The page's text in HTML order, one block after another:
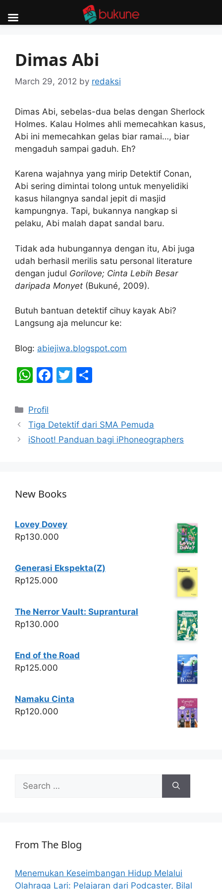
contentDimas Abi
March 29, 2012 by redaksi
Dimas Abi, sebelas-dua belas dengan Sherlock
Holmes. Kalau Holmes ahli memecahkan kasus,
Abi ini memecahkan gelas biar ramai…, biar
mengaduh sampai gaduh. Eh?
Karena wajahnya yang mirip Detektif Conan,
Abi sering dimintai tolong untuk menyelidiki
kasus hilangnya sandal jepit di masjid
kampungnya. Tapi, bukannya nangkap si
pelaku, Abi malah dapat sandal baru.
Tidak ada hubungannya dengan itu, Abi juga
udah berhasil merilis satu personal literature
dengan judul Gorilove; Cinta Lebih Besar
daripada Monyet (Bukuné, 2009).
Butuh bantuan detektif cihuy kayak Abi?
Langsung aja meluncur ke:
Blog: abiejiwa.blogspot.com
W
at
s
A
F
e
b
k
T
er e
Categories
Profil
Tiga Detektif dari SMA Pemuda
iShoot! Panduan bagi iPhoneographers
New Books
Lovey Dovey
Rp130.000
Generasi Ekspekta(Z)
Rp125.000
The Nerror Vault: Suprantural
Rp130.000
End of the Road
Rp125.000
Namaku Cinta
Rp120.000
Search
for:
From The Blog
Menemukan Keseimbangan Hidup Melalui
Olahraga Lari: Pelajaran dari Podcaster, Bilal